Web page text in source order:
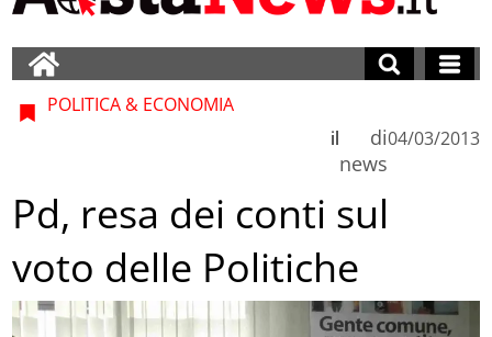
POLITICA & ECONOMIA
di
news
il 04/03/2013
Pd, resa dei conti sul
voto delle Politiche